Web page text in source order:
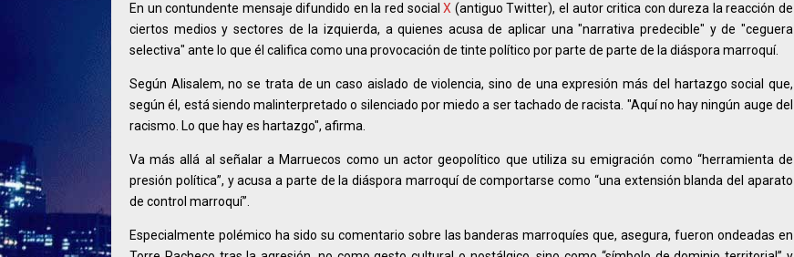
En un contundente mensaje difundido en la red socialX (antiguo Twitter), el autor critica con dureza la reacción de
ciertos medios y sectores de la izquierda, a quienes acusa de aplicar una "narrativa predecible" y de "ceguera
selectiva" ante lo que él califica como una provocación de tinte político por parte de parte de la diáspora marroquí.
Según Alisalem, no se trata de un caso aislado de violencia, sino de una expresión más del hartazgo social que,
según él, está siendo malinterpretado o silenciado por miedo a ser tachado de racista. "Aquí no hay ningún auge del
racismo. Lo que hay es hartazgo", afirma.
Va más allá al señalar a Marruecos como un actor geopolítico que utiliza su emigración como “herramienta de
presión política”, y acusa a parte de la diáspora marroquí de comportarse como “una extensión blanda del aparato
de control marroquí”.
Especialmente polémico ha sido su comentario sobre las banderas marroquíes que, asegura, fueron ondeadas en